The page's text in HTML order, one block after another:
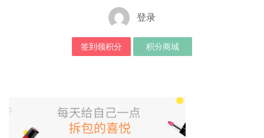
登录
签到领积分 积分商城